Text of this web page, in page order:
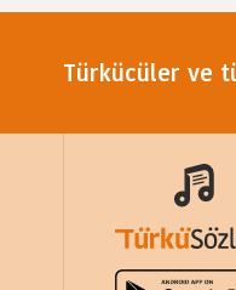
Türkücüler ve